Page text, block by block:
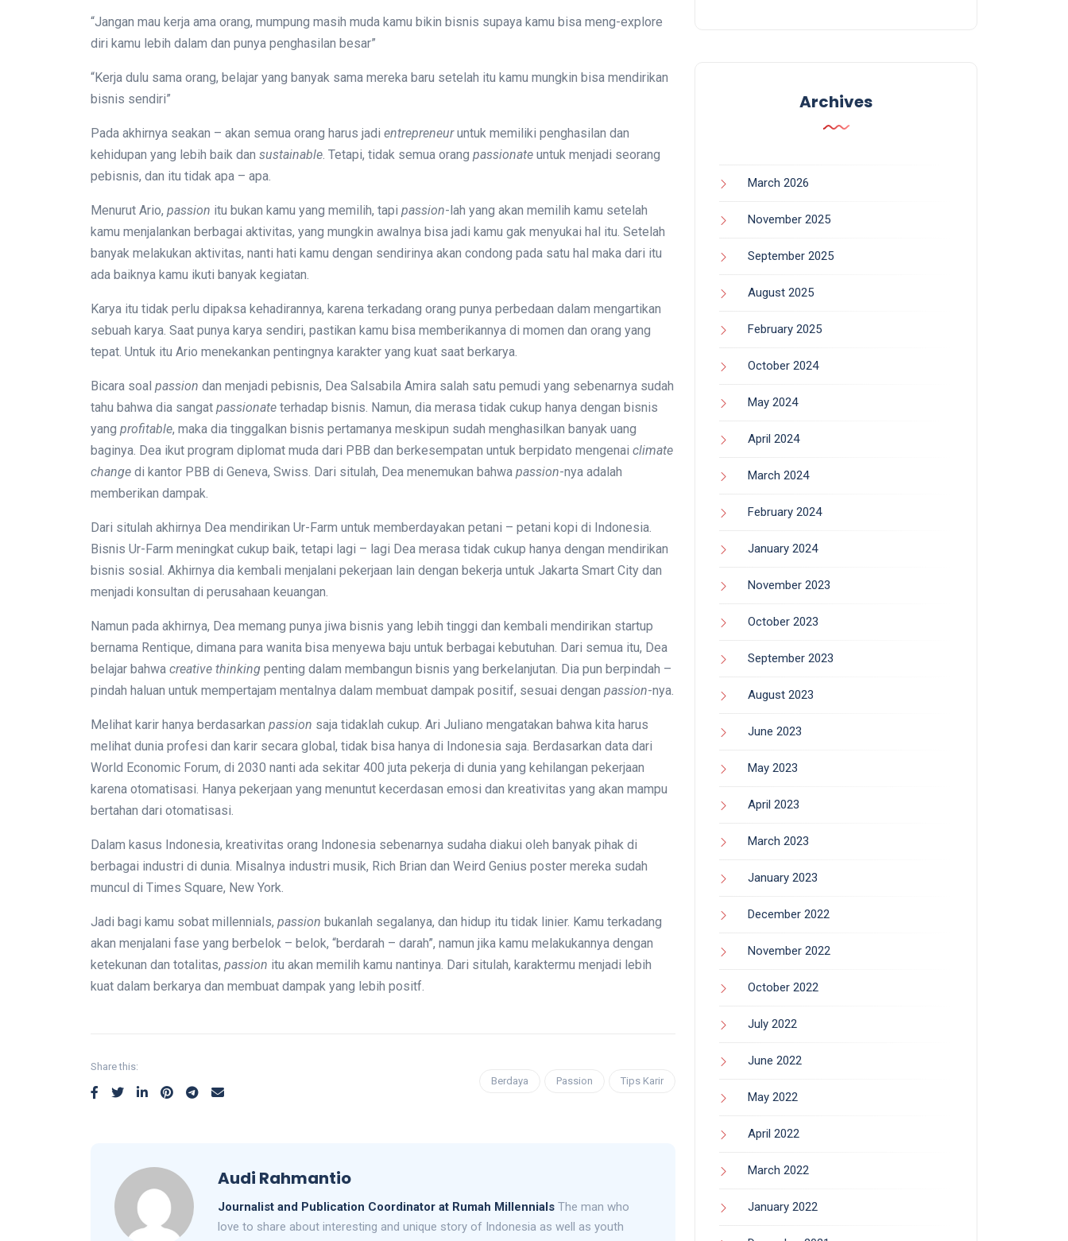
“Jangan mau kerja ama orang, mumpung masih muda kamu bikin bisnis supaya kamu bisa meng-explore
diri kamu lebih dalam dan punya penghasilan besar”
“Kerja dulu sama orang, belajar yang banyak sama mereka baru setelah itu kamu mungkin bisa mendirikan
bisnis sendiri”
Pada akhirnya seakan – akan semua orang harus jadi entrepreneuruntuk memiliki penghasilan dan
kehidupan yang lebih baik dan sustainable. Tetapi, tidak semua orang passionate untuk menjadi seorang
pebisnis, dan itu tidak apa – apa.
Menurut Ario, passion itu bukan kamu yang memilih, tapi passion-lah yang akan memilih kamu setelah
kamu menjalankan berbagai aktivitas, yang mungkin awalnya bisa jadi kamu gak menyukai hal itu. Setelah
banyak melakukan aktivitas, nanti hati kamu dengan sendirinya akan condong pada satu hal maka dari itu
ada baiknya kamu ikuti banyak kegiatan.
Karya itu tidak perlu dipaksa kehadirannya, karena terkadang orang punya perbedaan dalam mengartikan
sebuah karya. Saat punya karya sendiri, pastikan kamu bisa memberikannya di momen dan orang yang
tepat. Untuk itu Ario menekankan pentingnya karakter yang kuat saat berkarya.
Bicara soal passion dan menjadi pebisnis, Dea Salsabila Amira salah satu pemudi yang sebenarnya sudah
tahu bahwa dia sangat passionate terhadap bisnis. Namun, dia merasa tidak cukup hanya dengan bisnis
yang profitable, maka dia tinggalkan bisnis pertamanya meskipun sudah menghasilkan banyak uang
baginya. Dea ikut program diplomat muda dari PBB dan berkesempatan untuk berpidato mengenai climate
change di kantor PBB di Geneva, Swiss. Dari situlah, Dea menemukan bahwa passion-nya adalah
memberikan dampak.
Dari situlah akhirnya Dea mendirikan Ur-Farm untuk memberdayakan petani – petani kopi di Indonesia.
Bisnis Ur-Farm meningkat cukup baik, tetapi lagi – lagi Dea merasa tidak cukup hanya dengan mendirikan
bisnis sosial. Akhirnya dia kembali menjalani pekerjaan lain dengan bekerja untuk Jakarta Smart City dan
menjadi konsultan di perusahaan keuangan.
Namun pada akhirnya, Dea memang punya jiwa bisnis yang lebih tinggi dan kembali mendirikan startup
bernama Rentique, dimana para wanita bisa menyewa baju untuk berbagai kebutuhan. Dari semua itu, Dea
belajar bahwa creative thinking penting dalam membangun bisnis yang berkelanjutan. Dia pun berpindah –
pindah haluan untuk mempertajam mentalnya dalam membuat dampak positif, sesuai dengan passion-nya.
Melihat karir hanya berdasarkan passion saja tidaklah cukup. Ari Juliano mengatakan bahwa kita harus
melihat dunia profesi dan karir secara global, tidak bisa hanya di Indonesia saja. Berdasarkan data dari
World Economic Forum, di 2030 nanti ada sekitar 400 juta pekerja di dunia yang kehilangan pekerjaan
karena otomatisasi. Hanya pekerjaan yang menuntut kecerdasan emosi dan kreativitas yang akan mampu
bertahan dari otomatisasi.
Dalam kasus Indonesia, kreativitas orang Indonesia sebenarnya sudaha diakui oleh banyak pihak di
berbagai industri di dunia. Misalnya industri musik, Rich Brian dan Weird Genius poster mereka sudah
muncul di Times Square, New York.
Jadi bagi kamu sobat millennials, passion bukanlah segalanya, dan hidup itu tidak linier. Kamu terkadang
akan menjalani fase yang berbelok – belok, “berdarah – darah”, namun jika kamu melakukannya dengan
ketekunan dan totalitas, passion itu akan memilih kamu nantinya. Dari situlah, karaktermu menjadi lebih
kuat dalam berkarya dan membuat dampak yang lebih positf.
Share this:
Berdaya
Passion Tips Karir
Audi Rahmantio
Journalist and Publication Coordinator at Rumah Millennials The man who
love to share about interesting and unique story of Indonesia as well as youth
Archives
March 2026
November 2025
September 2025
August 2025
February 2025
October 2024
May 2024
April 2024
March 2024
February 2024
January 2024
November 2023
October 2023
September 2023
August 2023
June 2023
May 2023
April 2023
March 2023
January 2023
December 2022
November 2022
October 2022
July 2022
June 2022
May 2022
April 2022
March 2022
January 2022